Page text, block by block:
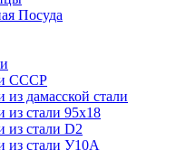
Посуда
СССР
дамасской стали
стали 95х18
стали D2
из стали У10А